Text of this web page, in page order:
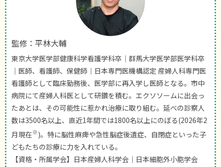
監修：平林大輔
東京大学医学部健康科学看護学科卒｜群馬大学医学部医学科卒
｜医師、看護師、保健師｜日本専門医機構認定 産婦人科専門医
看護師として臨床勤務後、医学部に再入学し医師となる。市中
病院にて産婦人科医として研鑽を積む。エクソソームに出会っ
たあとは、その可能性に惹かれ治療に取り組む。延べの診察人
数は3500名以上、直近1年間では1800名以上にのぼる(2026年2
月現在※)。特に脳性麻痺や急性脳症後遺症、自閉症といった子
どもたちの診療に力を入れている。
【資格・所属学会】日本産婦人科学会｜日本細胞外小胞学会